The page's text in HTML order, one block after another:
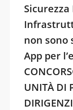
non sono
App per
UNITÀ DI